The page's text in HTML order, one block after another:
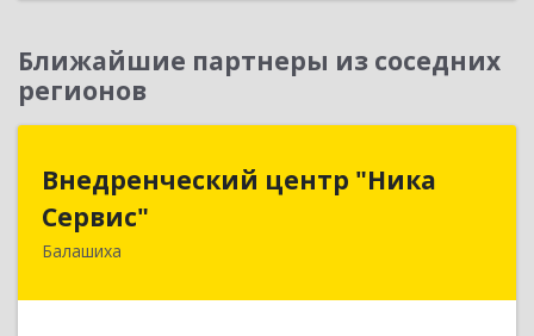
Ближайшие партнеры из соседних
регионов
Внедренческий центр "Ника
Сервис"
Балашиха
Внедренческий центр "Ника
Сервис"
143912, Московская обл, Балашиха г, Полевая